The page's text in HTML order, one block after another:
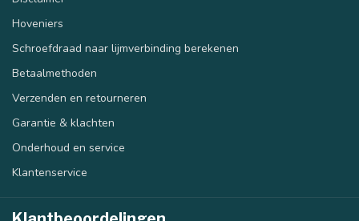
Hoveniers
Schroefdraad naar lijmverbinding berekenen
Betaalmethoden
Verzenden en retourneren
Garantie & klachten
Onderhoud en service
Klantenservice